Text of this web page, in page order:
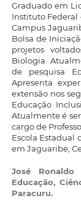
Graduado em
Instituto Federal
Campus
Bolsa de
projetos
Biologia.
de pesquisa
Apresenta
extensão nos
Educação
Atualmente é
cargo de
Escola Estadual
em Jaguaribe,
José
Educação,
Paracuru.